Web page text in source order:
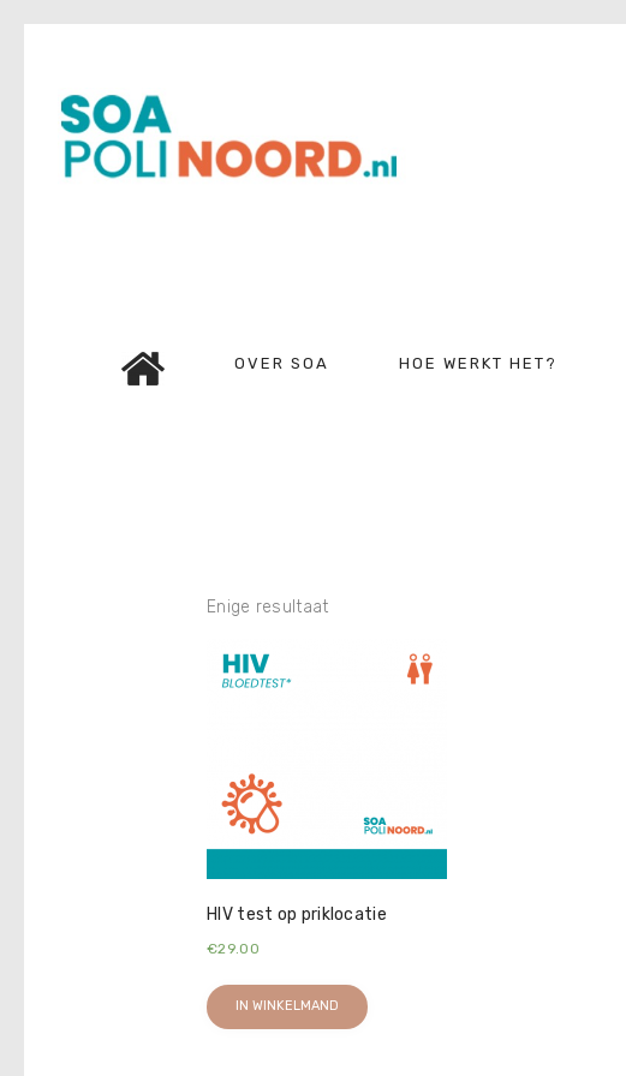
OVER SOA HOE WERKT HET?
Over soa
Hoe werkt het?
Bestellen
Contact
Enige resultaat
HIV test op priklocatie
€29.00
IN WINKELMAND